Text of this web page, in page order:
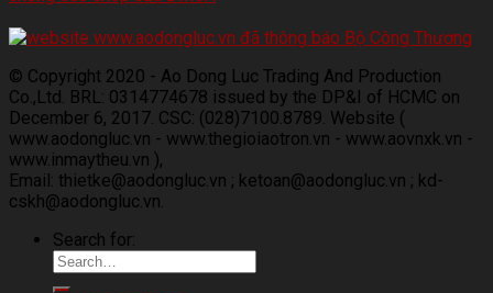
© Copyright 2020 - Ao Dong Luc Trading And Production
Co.,Ltd. BRL: 0314774678 issued by the DP&I of HCMC on
December 6, 2017. CSC: (028)7100.8789. Website (
www.aodongluc.vn - www.thegioiaotron.vn - www.aovnxk.vn -
www.inmaytheu.vn ),
Email: thietke@aodongluc.vn ; ketoan@aodongluc.vn ; kd-
cskh@aodongluc.vn.
Search for: